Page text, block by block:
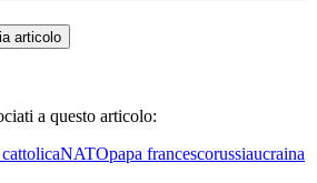
articolo
a questo articolo:
NATOpapa francescorussiaucraina